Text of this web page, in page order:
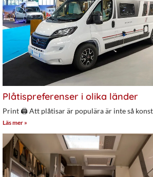
Plåtispreferenser i olika länder
Print 🖨 Att plåtisar är populära är inte så
Läs mer »